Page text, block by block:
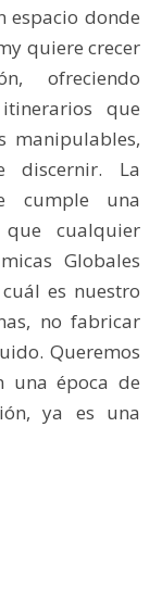
espacio donde
quiere crecer
ofreciendo
que
manipulables,
discernir. La
cumple una
que cualquier
Globales
es nuestro
no fabricar
Queremos
una época de
ya es una